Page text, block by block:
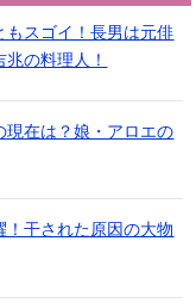
もスゴイ！長男は元俳
の料理人！
現在は？娘・アロエの
干された原因の大物